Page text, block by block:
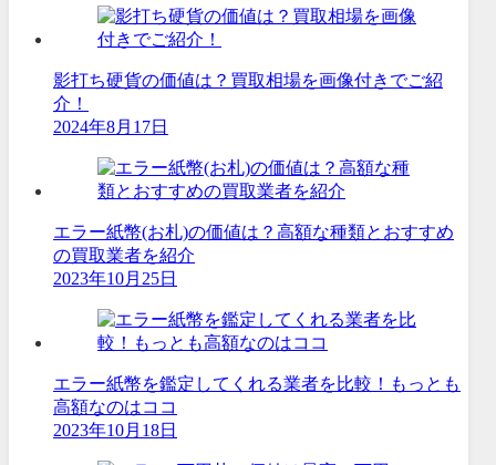
影打ち硬貨の価値は？買取相場を画像付きでご紹
介！
2024年8月17日
エラー紙幣(お札)の価値は？高額な種類とおすすめ
の買取業者を紹介
2023年10月25日
エラー紙幣を鑑定してくれる業者を比較！もっとも
高額なのはココ
2023年10月18日